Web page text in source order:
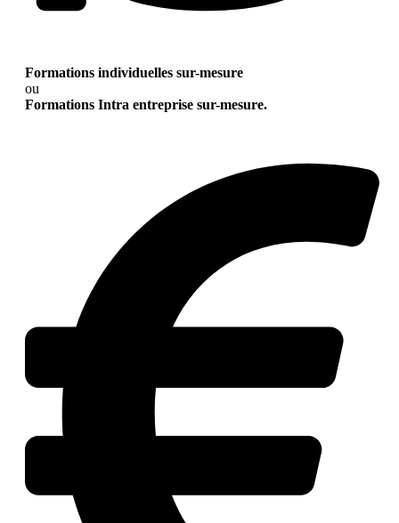
Formations individuelles sur-mesure
ou
Formations Intra entreprise sur-mesure.